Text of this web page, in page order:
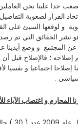
جدا علينا نحن
القرار لصعوبة التفاصيل
و لوقعها السيئ على
نشر الحقائق التي تم
المجتمع و وضع أيدينا
؛ فالإصلاح قبل أن
اجتماعيا و نفسيا
.
و اغتصاب الآباء